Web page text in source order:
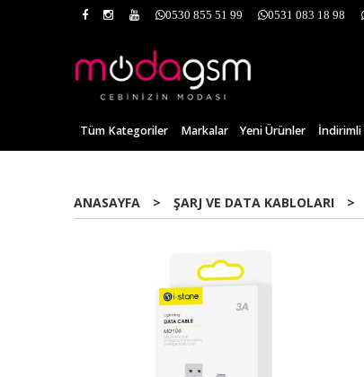
0530 855 51 99 0531 083 18 98
Tüm Kategoriler Markalar Yeni Ürünler
ANASAYFA > ŞARJ VE DATA KABLOLARI >